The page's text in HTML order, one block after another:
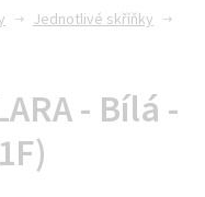
Jednotlivé skříňky
- Bílá -